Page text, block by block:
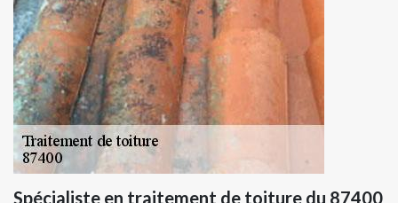
Spécialiste en traitement de toiture du 87400